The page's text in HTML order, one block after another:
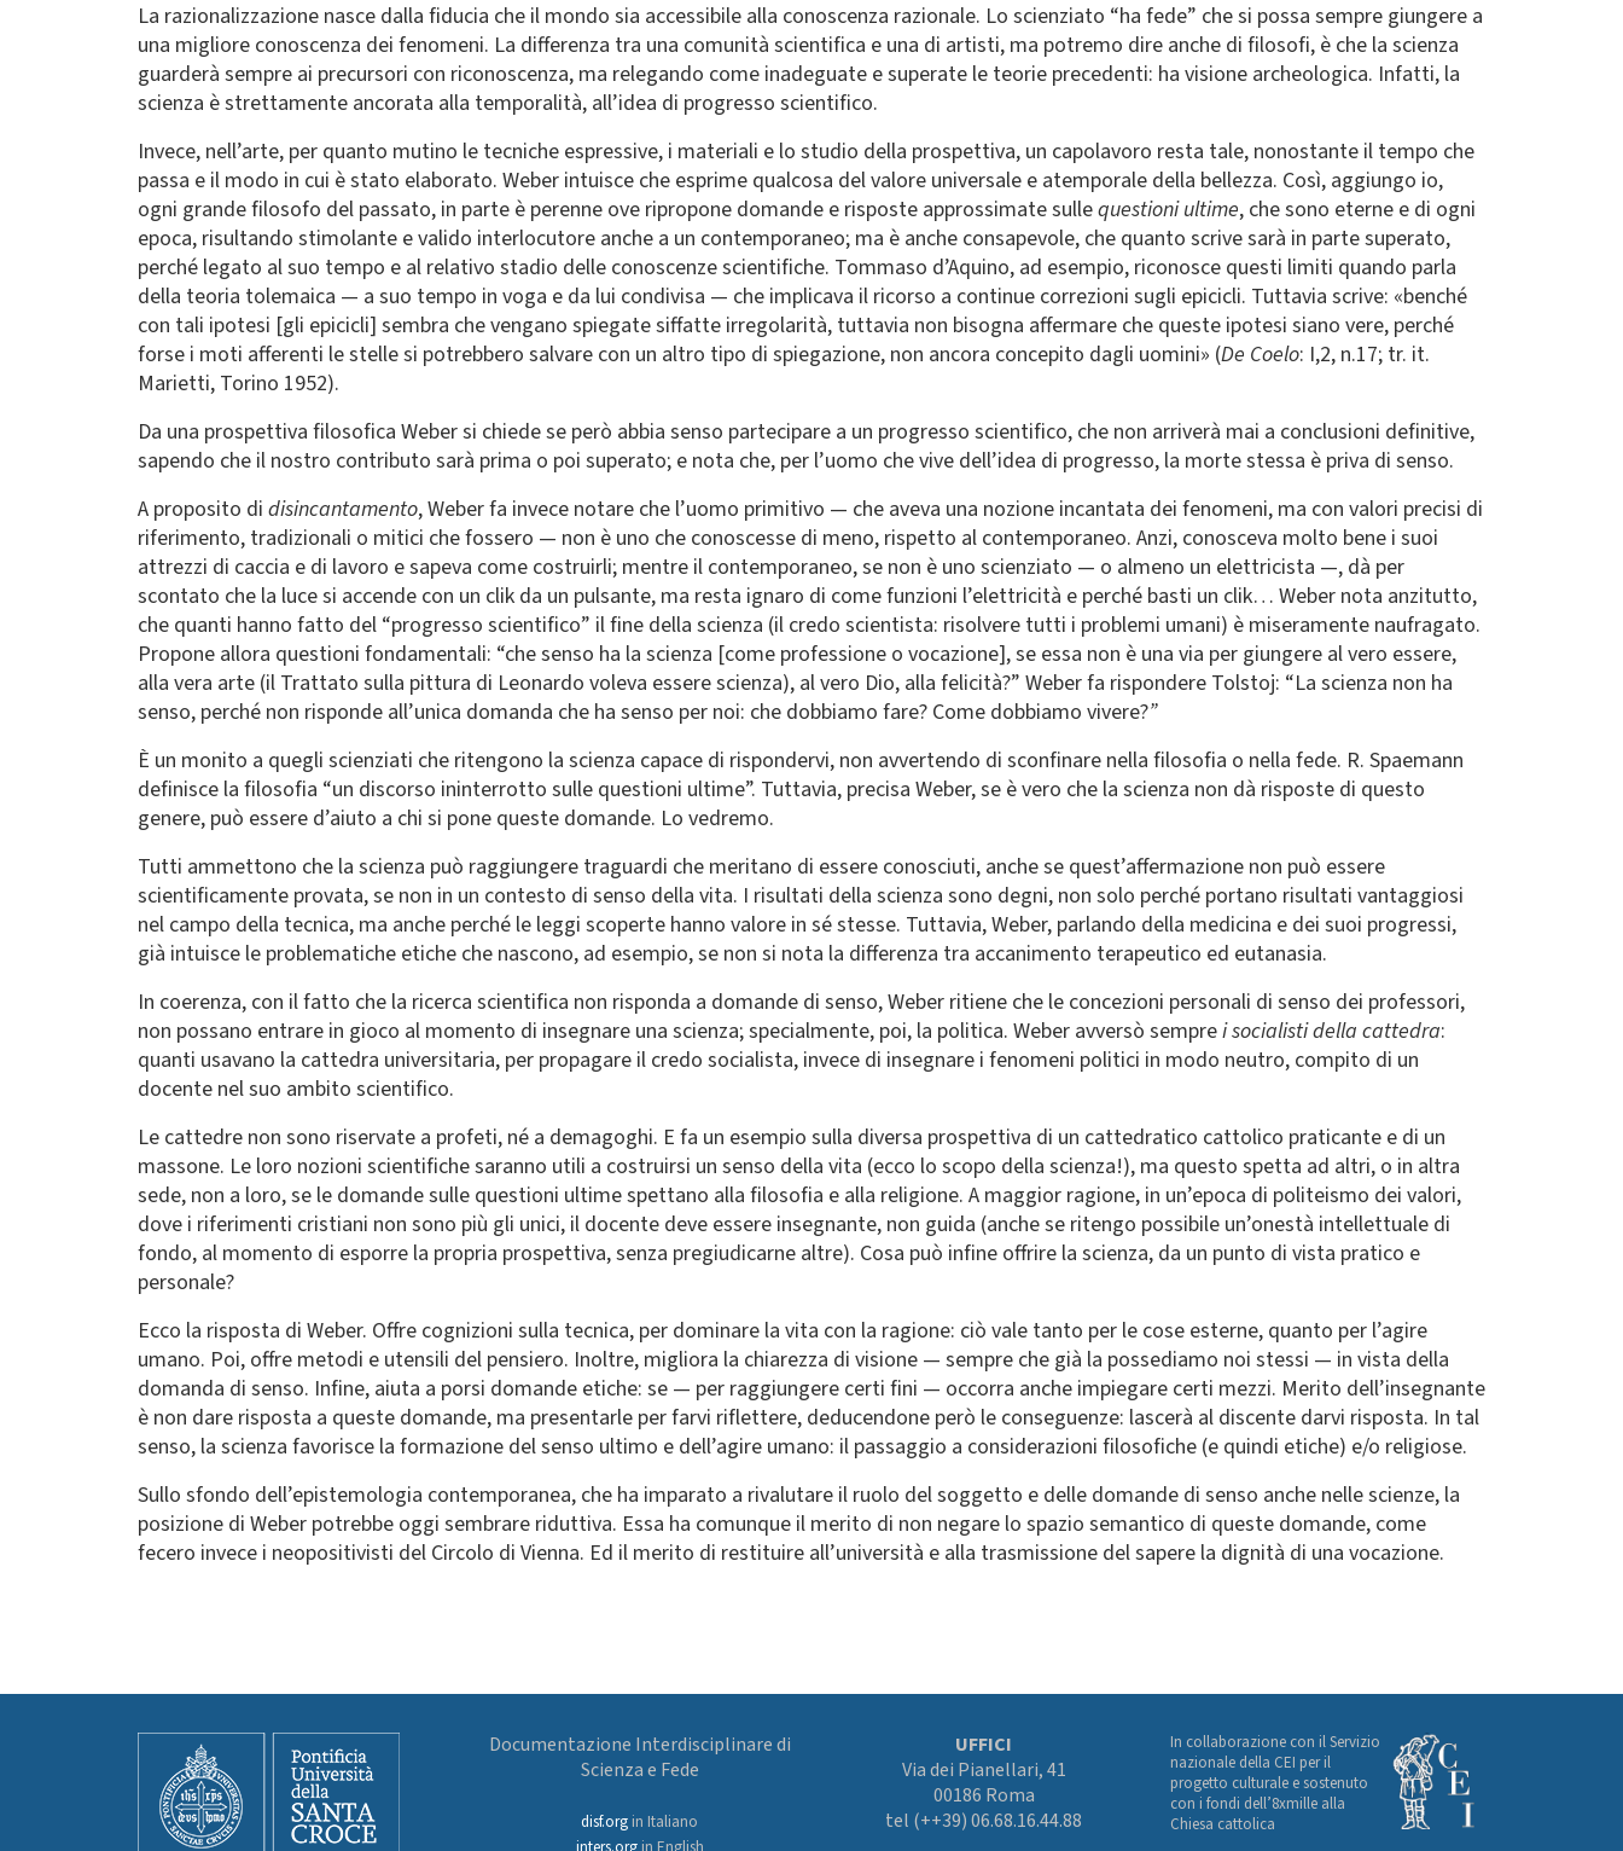
La razionalizzazione nasce dalla fiducia che il mondo sia accessibile alla conoscenza razionale. Lo scienziato “ha fede” che si possa sempre giungere a
una migliore conoscenza dei fenomeni. La differenza tra una comunità scientifica e una di artisti, ma potremo dire anche di filosofi, è che la scienza
guarderà sempre ai precursori con riconoscenza, ma relegando come inadeguate e superate le teorie precedenti: ha visione archeologica. Infatti, la
scienza è strettamente ancorata alla temporalità, all’idea di progresso scientifico.
Invece, nell’arte, per quanto mutino le tecniche espressive, i materiali e lo studio della prospettiva, un capolavoro resta tale, nonostante il tempo che
passa e il modo in cui è stato elaborato. Weber intuisce che esprime qualcosa del valore universale e atemporale della bellezza. Così, aggiungo io,
ogni grande filosofo del passato, in parte è perenne ove ripropone domande e risposte approssimate sullequestioni ultime, che sono eterne e di ogni
epoca, risultando stimolante e valido interlocutore anche a un contemporaneo; ma è anche consapevole, che quanto scrive sarà in parte superato,
perché legato al suo tempo e al relativo stadio delle conoscenze scientifiche. Tommaso d’Aquino, ad esempio, riconosce questi limiti quando parla
della teoria tolemaica — a suo tempo in voga e da lui condivisa — che implicava il ricorso a continue correzioni sugli epicicli. Tuttavia scrive: «benché
con tali ipotesi [gli epicicli] sembra che vengano spiegate siffatte irregolarità, tuttavia non bisogna affermare che queste ipotesi siano vere, perché
forse i moti afferenti le stelle si potrebbero salvare con un altro tipo di spiegazione, non ancora concepito dagli uomini» (De Coelo: I,2, n.17; tr. it.
Marietti, Torino 1952).
Da una prospettiva filosofica Weber si chiede se però abbia senso partecipare a un progresso scientifico, che non arriverà mai a conclusioni definitive,
sapendo che il nostro contributo sarà prima o poi superato; e nota che, per l’uomo che vive dell’idea di progresso, la morte stessa è priva di senso.
A proposito di disincantamento, Weber fa invece notare che l’uomo primitivo — che aveva una nozione incantata dei fenomeni, ma con valori precisi di
riferimento, tradizionali o mitici che fossero — non è uno che conoscesse di meno, rispetto al contemporaneo. Anzi, conosceva molto bene i suoi
attrezzi di caccia e di lavoro e sapeva come costruirli; mentre il contemporaneo, se non è uno scienziato — o almeno un elettricista —, dà per
scontato che la luce si accende con un clik da un pulsante, ma resta ignaro di come funzioni l’elettricità e perché basti un clik… Weber nota anzitutto,
che quanti hanno fatto del “progresso scientifico” il fine della scienza (il credo scientista: risolvere tutti i problemi umani) è miseramente naufragato.
Propone allora questioni fondamentali: “che senso ha la scienza [come professione o vocazione], se essa non è una via per giungere al vero essere,
alla vera arte (il Trattato sulla pittura di Leonardo voleva essere scienza), al vero Dio, alla felicità?” Weber fa rispondere Tolstoj: “La scienza non ha
senso, perché non risponde all’unica domanda che ha senso per noi: che dobbiamo fare? Come dobbiamo vivere?”
È un monito a quegli scienziati che ritengono la scienza capace di rispondervi, non avvertendo di sconfinare nella filosofia o nella fede. R. Spaemann
definisce la filosofia “un discorso ininterrotto sulle questioni ultime”. Tuttavia, precisa Weber, se è vero che la scienza non dà risposte di questo
genere, può essere d’aiuto a chi si pone queste domande. Lo vedremo.
Tutti ammettono che la scienza può raggiungere traguardi che meritano di essere conosciuti, anche se quest’affermazione non può essere
scientificamente provata, se non in un contesto di senso della vita. I risultati della scienza sono degni, non solo perché portano risultati vantaggiosi
nel campo della tecnica, ma anche perché le leggi scoperte hanno valore in sé stesse. Tuttavia, Weber, parlando della medicina e dei suoi progressi,
già intuisce le problematiche etiche che nascono, ad esempio, se non si nota la differenza tra accanimento terapeutico ed eutanasia.
In coerenza, con il fatto che la ricerca scientifica non risponda a domande di senso, Weber ritiene che le concezioni personali di senso dei professori,
non possano entrare in gioco al momento di insegnare una scienza; specialmente, poi, la politica. Weber avversò semprei socialisti della cattedra:
quanti usavano la cattedra universitaria, per propagare il credo socialista, invece di insegnare i fenomeni politici in modo neutro, compito di un
docente nel suo ambito scientifico.
Le cattedre non sono riservate a profeti, né a demagoghi. E fa un esempio sulla diversa prospettiva di un cattedratico cattolico praticante e di un
massone. Le loro nozioni scientifiche saranno utili a costruirsi un senso della vita (ecco lo scopo della scienza!), ma questo spetta ad altri, o in altra
sede, non a loro, se le domande sulle questioni ultime spettano alla filosofia e alla religione. A maggior ragione, in un’epoca di politeismo dei valori,
dove i riferimenti cristiani non sono più gli unici, il docente deve essere insegnante, non guida (anche se ritengo possibile un’onestà intellettuale di
fondo, al momento di esporre la propria prospettiva, senza pregiudicarne altre). Cosa può infine offrire la scienza, da un punto di vista pratico e
personale?
Ecco la risposta di Weber. Offre cognizioni sulla tecnica, per dominare la vita con la ragione: ciò vale tanto per le cose esterne, quanto per l’agire
umano. Poi, offre metodi e utensili del pensiero. Inoltre, migliora la chiarezza di visione — sempre che già la possediamo noi stessi — in vista della
domanda di senso. Infine, aiuta a porsi domande etiche: se — per raggiungere certi fini — occorra anche impiegare certi mezzi. Merito dell’insegnante
è non dare risposta a queste domande, ma presentarle per farvi riflettere, deducendone però le conseguenze: lascerà al discente darvi risposta. In tal
senso, la scienza favorisce la formazione del senso ultimo e dell’agire umano: il passaggio a considerazioni filosofiche (e quindi etiche) e/o religiose.
Sullo sfondo dell’epistemologia contemporanea, che ha imparato a rivalutare il ruolo del soggetto e delle domande di senso anche nelle scienze, la
posizione di Weber potrebbe oggi sembrare riduttiva. Essa ha comunque il merito di non negare lo spazio semantico di queste domande, come
fecero invece i neopositivisti del Circolo di Vienna. Ed il merito di restituire all’università e alla trasmissione del sapere la dignità di una vocazione.
Documentazione Interdisciplinare di
Scienza e Fede
disf.org in Italiano
UFFICI
Via dei Pianellari, 41
00186 Roma
tel (++39) 06.68.16.44.88
In collaborazione con il Servizio
nazionale della CEI per il
progetto culturale e sostenuto
con i fondi dell’8xmille alla
Chiesa cattolica